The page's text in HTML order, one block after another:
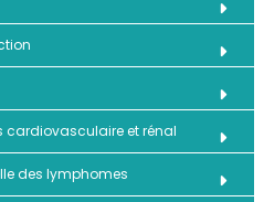
cardiovasculaire et rénal
des lymphomes